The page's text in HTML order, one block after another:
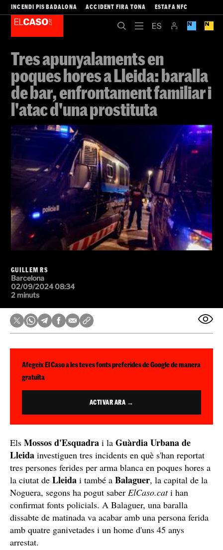
INCENDI PIS BADALONA ACCIDENT FIRA TONA ESTAFA NFC
Tres apunyalaments en
poques hores a Lleida: baralla
de bar, enfrontament familiar i
l'atac d'una prostituta
GUILLEM RS
Barcelona
02/09/2024 08:34
2 minuts
Afegeix El Caso a les teves fonts preferides de Google de manera
gratuïta
ACTIVAR ARA →
Els Mossos d'Esquadra i la Guàrdia Urbana de
Lleida investiguen tres incidents en què s'han reportat
tres persones ferides per arma blanca en poques hores a
la ciutat de Lleida i també a Balaguer, la capital de la
Noguera, segons ha pogut saber ElCaso.cati han
confirmat fonts policials. A Balaguer, una baralla
dissabte de matinada va acabar amb una persona ferida
amb quatre ganivetades i un home d'uns 45 anys
arrestat.